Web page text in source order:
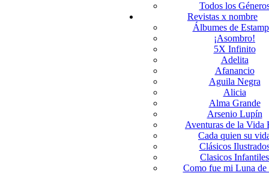
Todos los
Revistas x nombre
Álbumes de
¡Asombro!
5X Infinito
Adelita
Afanancio
Aguila Negra
Alicia
Alma Grande
Arsenio Lupín
Aventuras de la Vida
Cada quien su
Clásicos
Clasicos Infantiles
Como fue mi Luna